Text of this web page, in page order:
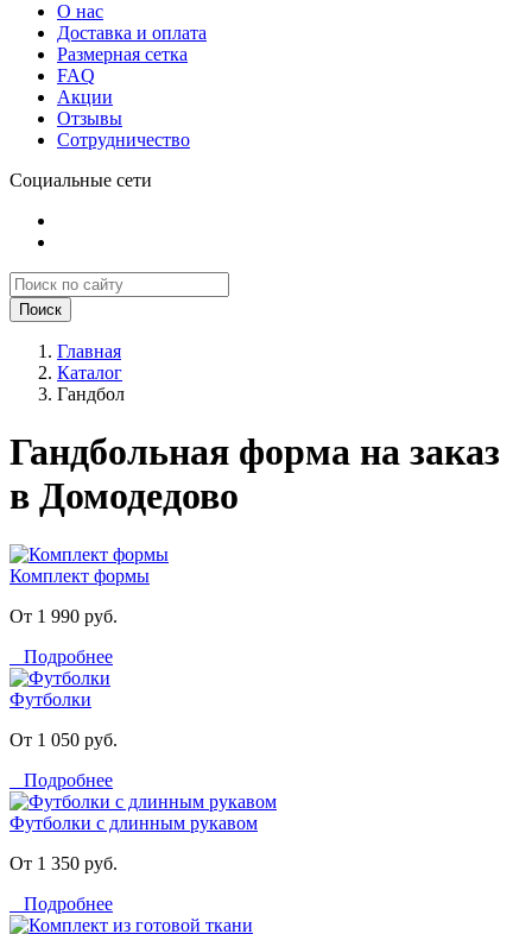
О нас
Доставка и оплата
Размерная сетка
FAQ
Акции
Отзывы
Сотрудничество
Социальные сети
Поиск
Главная
Каталог
Гандбол
Гандбольная форма на заказ
в Домодедово
Комплект формы
От 1 990 руб.
Подробнее
Футболки
От 1 050 руб.
Подробнее
Футболки с длинным рукавом
От 1 350 руб.
Подробнее